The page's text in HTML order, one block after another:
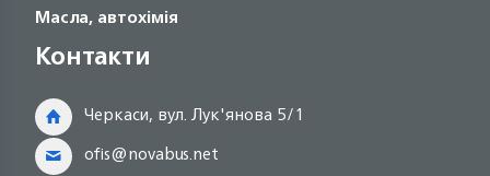
Масла, автохімія
Контакти
Черкаси, вул. Лук'янова 5/1
ofis@novabus.net